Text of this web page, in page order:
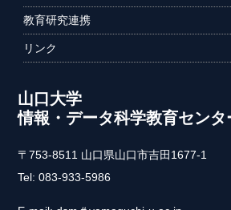
教育研究連携
リンク
山口大学
情報・データ科学教育センタ
〒753-8511 山口県山口市吉田1677-1
Tel: 083-933-5986